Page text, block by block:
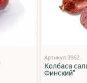
Артикул:3962
Колбаса
Финский"